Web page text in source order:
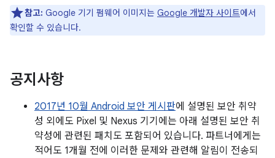
참고: Google 기기 펌웨어 이미지는 Google 개발자 사이트에서
확인할 수 있습니다.
공지사항
2017년 10월 Android 보안 게시판에 설명된 보안 취약
성 외에도 Pixel 및 Nexus 기기에는 아래 설명된 보안 취
약성에 관련된 패치도 포함되어 있습니다. 파트너에게는
적어도 1개월 전에 이러한 문제와 관련해 알림이 전송되